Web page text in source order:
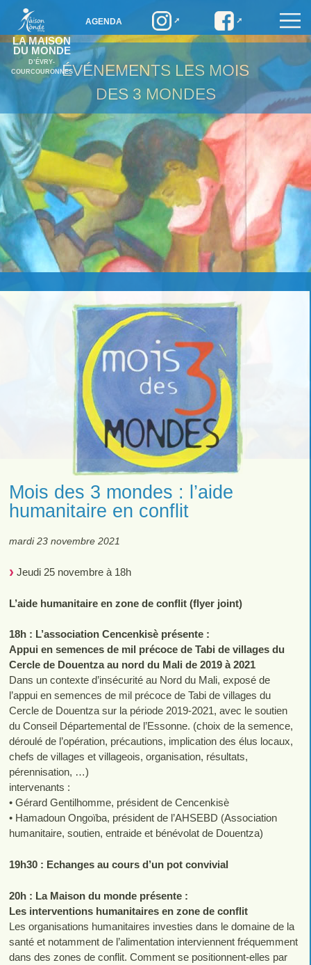
LA MAISON
DU MONDE
D’ÉVRY-
COURCOURONNES
AGENDA
ÉVÉNEMENTS LES MOIS
DES 3 MONDES
Mois des 3 mondes : l’aide
humanitaire en conflit
mardi 23 novembre 2021
Jeudi 25 novembre à 18h
L’aide humanitaire en zone de conflit (flyer joint)
18h : L’association Cencenkisè présente :
Appui en semences de mil précoce de Tabi de villages du
Cercle de Douentza au nord du Mali de 2019 à 2021
Dans un contexte d’insécurité au Nord du Mali, exposé de
l’appui en semences de mil précoce de Tabi de villages du
Cercle de Douentza sur la période 2019-2021, avec le soutien
du Conseil Départemental de l’Essonne. (choix de la semence,
déroulé de l’opération, précautions, implication des élus locaux,
chefs de villages et villageois, organisation, résultats,
pérennisation, …)
intervenants :
• Gérard Gentilhomme, président de Cencenkisè
• Hamadoun Ongoïba, président de l’AHSEBD (Association
humanitaire, soutien, entraide et bénévolat de Douentza)
19h30 : Echanges au cours d’un pot convivial
20h : La Maison du monde présente :
Les interventions humanitaires en zone de conflit
Les organisations humanitaires investies dans le domaine de la
santé et notamment de l’alimentation interviennent fréquemment
dans des zones de conflit. Comment se positionnent-elles par